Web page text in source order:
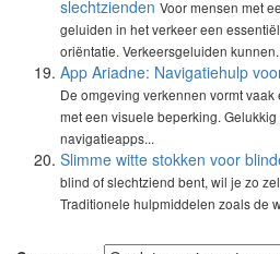
slechtzienden Voor mensen met
geluiden in het verkeer een
oriëntatie. Verkeersgeluiden
App Ariadne: Navigatiehulp
De omgeving verkennen vormt
met een visuele beperking.
navigatieapps...
Slimme witte stokken voor
blind of slechtziend bent, wil je zo
Traditionele hulpmiddelen zoals de